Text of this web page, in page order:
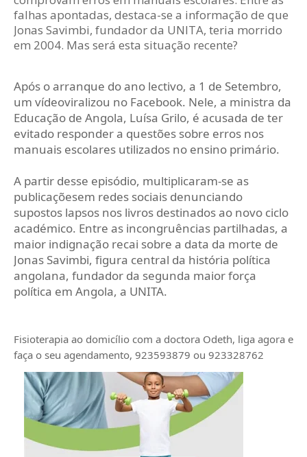
falhas apontadas, destaca-se a informação de que
Jonas Savimbi, fundador da UNITA, teria morrido
em 2004. Mas será esta situação recente?
Após o arranque do ano lectivo, a 1 de Setembro,
um vídeoviralizou no Facebook. Nele, a ministra da
Educação de Angola, Luísa Grilo, é acusada de ter
evitado responder a questões sobre erros nos
manuais escolares utilizados no ensino primário.
A partir desse episódio, multiplicaram-se as
publicaçõesem redes sociais denunciando
supostos lapsos nos livros destinados ao novo ciclo
académico. Entre as incongruências partilhadas, a
maior indignação recai sobre a data da morte de
Jonas Savimbi, figura central da história política
angolana, fundador da segunda maior força
política em Angola, a UNITA.
Fisioterapia ao domicílio com a doctora Odeth, liga agora e
faça o seu agendamento, 923593879 ou 923328762